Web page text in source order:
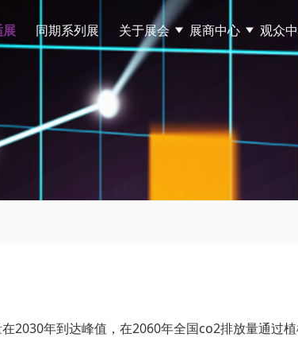
展 同期系列展 关于展会 展商中心 观众
2030年到达峰值，在2060年全国co2排放量通过